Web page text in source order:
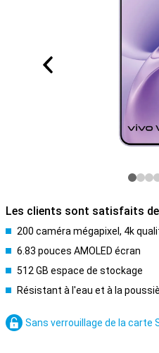
Les clients sont satisfaits
200 caméra mégapixel, 4k
6.83 pouces AMOLED écran
512 GB espace de stockage
Résistant à l'eau et à la
Sans verrouillage de la carte